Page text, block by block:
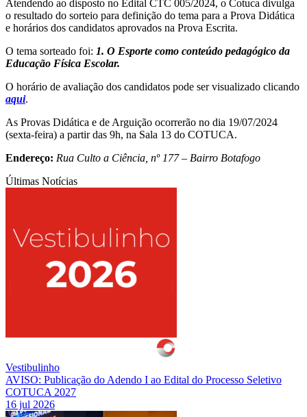
Atendendo ao disposto no Edital CTC 005/2024, o Cotuca divulga
o resultado do sorteio para definição do tema para a Prova Didática
e horários dos candidatos aprovados na Prova Escrita.
O tema sorteado foi: 1. O Esporte como conteúdo pedagógico da
Educação Física Escolar.
O horário de avaliação dos candidatos pode ser visualizado clicando
aqui.
As Provas Didática e de Arguição ocorrerão no dia 19/07/2024
(sexta-feira) a partir das 9h, na Sala 13 do COTUCA.
Endereço: Rua Culto a Ciência, nº 177 – Bairro Botafogo
Últimas Notícias
Vestibulinho
AVISO: Publicação do Adendo I ao Edital do Processo Seletivo
COTUCA 2027
16 jul 2026